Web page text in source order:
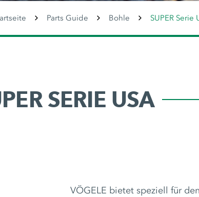
Parts Guide Bohle SUPER Serie
SERIE USA
VÖGELE bietet speziell für